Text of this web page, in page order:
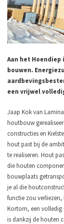
Aan het Hoendiep
bouwen.
een vrijwel
Jaap Kok van
houtbouw
constructies en
hout past bij de
te realiseren. Hout
die houten
bouwplaats
je al die
functie zou
Kortom, een volledig
is dankzij de houten